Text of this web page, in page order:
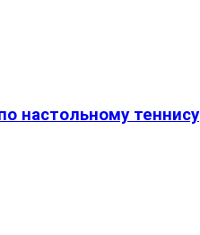
настольному теннису